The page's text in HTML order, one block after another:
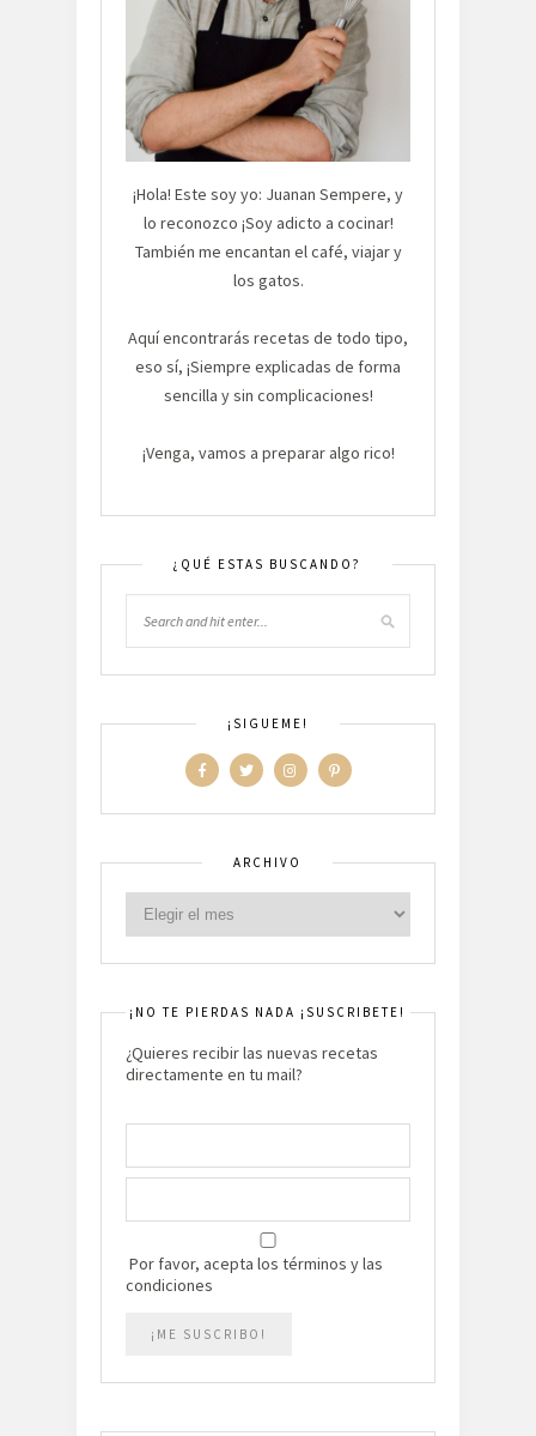
¡Hola! Este soy yo: Juanan Sempere, y
lo reconozco ¡Soy adicto a cocinar!
También me encantan el café, viajar y
los gatos.
Aquí encontrarás recetas de todo tipo,
eso sí, ¡Siempre explicadas de forma
sencilla y sin complicaciones!
¡Venga, vamos a preparar algo rico!
¿QUÉ ESTAS BUSCANDO?
¡SIGUEME!
ARCHIVO
¡NO TE PIERDAS NADA ¡SUSCRIBETE!
¿Quieres recibir las nuevas recetas
directamente en tu mail?
Por favor, acepta los términos y las
condiciones